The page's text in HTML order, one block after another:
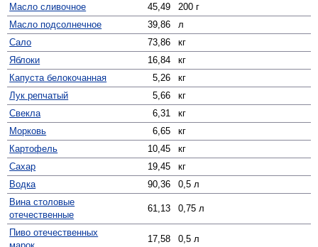
Масло сливочное
45,49
200 г
Масло подсолнечное
39,86
л
Сало
73,86
кг
Яблоки
16,84
кг
Капуста белокочанная
5,26
кг
Лук репчатый
5,66
кг
Свекла
6,31
кг
Морковь
6,65
кг
Картофель
10,45
кг
Сахар
19,45
кг
Водка
90,36
0,5 л
Вина столовые
отечественные
61,13 0,75 л
Пиво отечественных
17,58 0,5 л